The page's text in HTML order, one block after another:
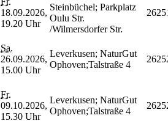
18.09.2026,
19.20 Uhr
Steinbüchel; Parkplatz
Oulu Str.
/Wilmersdorfer Str.
Sa.
26.09.2026,
15.00 Uhr
Leverkusen; NaturGut
Ophoven;Talstraße 4
Fr.
09.10.2026,
15.30 Uhr
Leverkusen; NaturGut
Ophoven;Talstraße 4